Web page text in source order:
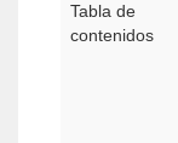
Tabla de
contenidos